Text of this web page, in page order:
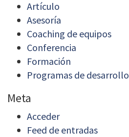
Artículo
Asesoría
Coaching de equipos
Conferencia
Formación
Programas de desarrollo
Meta
Acceder
Feed de entradas